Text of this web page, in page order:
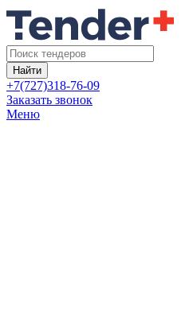
Найти
+7(727)318-76-09
Заказать звонок
Меню